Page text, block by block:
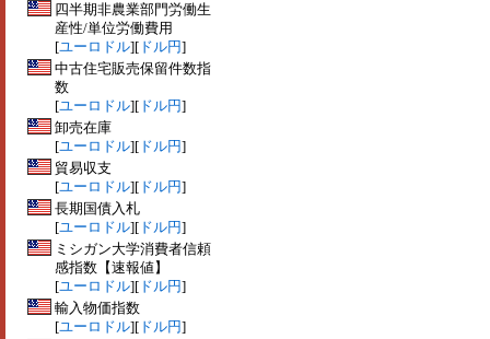
四半期非農業部門労働生
産性/単位労働費用
[ユーロドル][ ドル円]
中古住宅販売保留件数指
数
[ユーロドル][ ドル円]
卸売在庫
[ユーロドル][ ドル円]
貿易収支
[ユーロドル][ ドル円]
長期国債入札
[ユーロドル][ ドル円]
ミシガン大学消費者信頼
感指数【速報値】
[ユーロドル][ ドル円]
輸入物価指数
[ユーロドル][ ドル円]